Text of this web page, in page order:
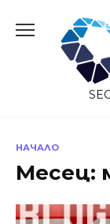
НАЧАЛО
Месец: